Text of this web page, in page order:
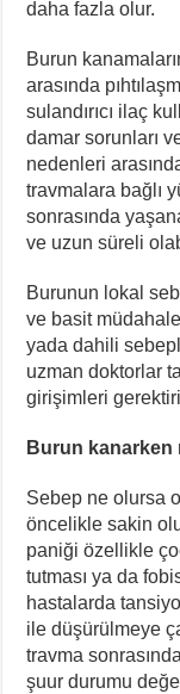
daha fazla olur.
Burun
arasında
sulandırıcı ilaç
damar sorunları
nedenleri
travmalara bağlı
sonrasında
ve uzun süreli
Burunun lokal
ve basit
yada dahili
uzman doktorlar
girişimleri
Burun kanarken
Sebep ne olursa
öncelikle sakin
paniği özellikle
tutması ya da
hastalarda
ile düşürülmeye
travma
şuur durumu